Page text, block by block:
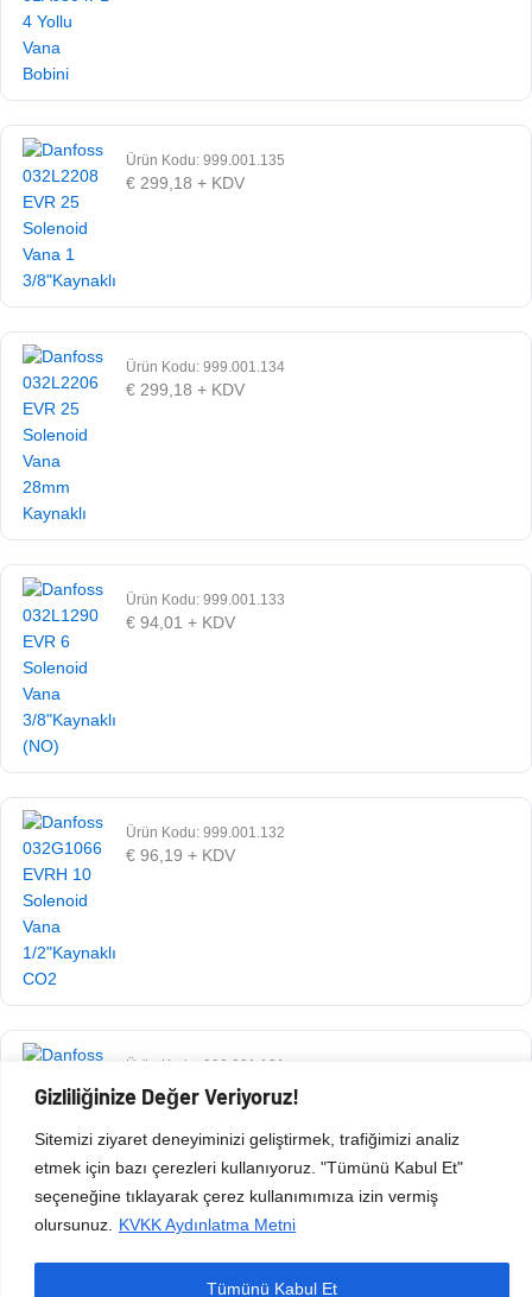
Gizliliğinize Değer Veriyoruz!
Sitemizi ziyaret deneyiminizi geliştirmek, trafiğimizi analiz
etmek için bazı çerezleri kullanıyoruz. "Tümünü Kabul Et"
seçeneğine tıklayarak çerez kullanımımıza izin vermiş
olursunuz.
KVKK Aydınlatma Metni
Tümünü Kabul Et
Ürün Kodu: 999.001.135
€ 299,18 + KDV
Ürün Kodu: 999.001.134
€ 299,18 + KDV
Ürün Kodu: 999.001.133
€ 94,01 + KDV
Ürün Kodu: 999.001.132
€ 96,19 + KDV
Ürün Kodu: 999.001.131
70,75 + KDV